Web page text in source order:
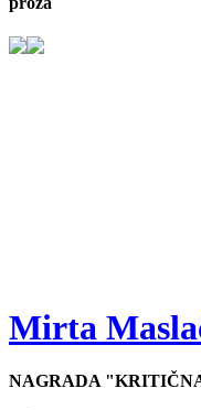
Mirta
NAGRADA